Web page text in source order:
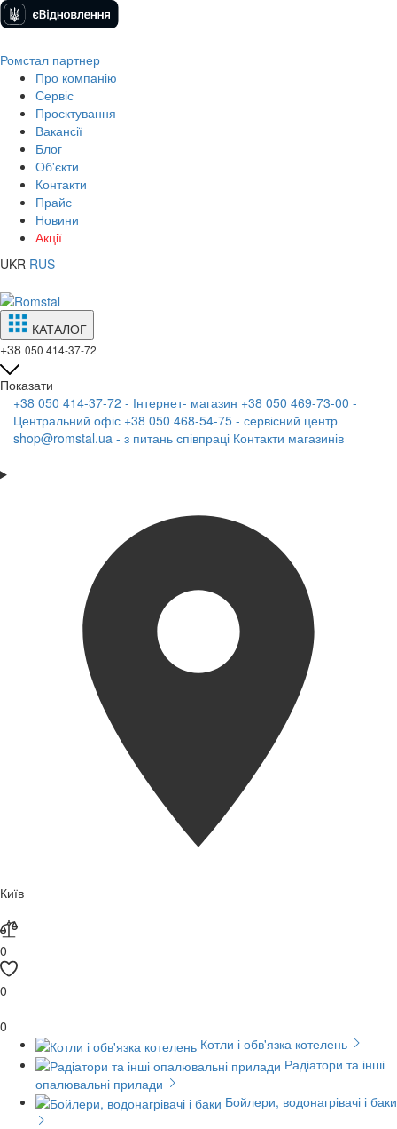
Ромстал партнер
Про компанію
Сервіс
Проєктування
Вакансії
Блог
Об'єкти
Контакти
Прайс
Новини
Акції
UKR RUS
КАТАЛОГ
+38 050 414-37-72
Показати
+38 050 414-37-72 - Інтернет- магазин +38 050 469-73-00 -
Центральний офіс +38 050 468-54-75 - сервісний центр
shop@romstal.ua - з питань співпраці Контакти магазинів
Київ
0
0
0
Котли і обв'язка котелень
Радіатори та інші
опалювальні прилади
Бойлери, водонагрівачі і баки